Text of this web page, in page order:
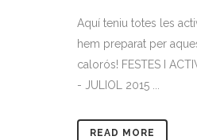
Aquí teniu totes les
hem preparat per
calorós! FESTES I
- JULIOL 2015 ...
READ MORE